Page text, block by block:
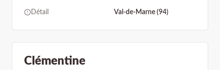
Détail Val-de-Marne (94)
Clémentine